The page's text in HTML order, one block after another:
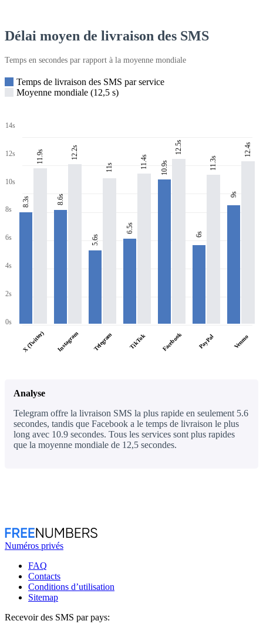
Délai moyen de livraison des SMS
Temps en secondes par rapport à la moyenne mondiale
Temps de livraison des SMS par service
Moyenne mondiale (12,5 s)
14s
12s
10s
8s
6s
4s
2s
0s
8.3s
11.9s
X (Twitter)
8.6s
12.2s
Instagram
5.6s
11s
Telegram
6.5s
11.4s
TikTok
10.9s
12.5s
Facebook
6s
11.3s
PayPal
9s
12.4s
Venmo
Analyse
Telegram offre la livraison SMS la plus rapide en seulement 5.6
secondes, tandis que Facebook a le temps de livraison le plus
long avec 10.9 secondes. Tous les services sont plus rapides
que la moyenne mondiale de 12,5 secondes.
Numéros privés
FAQ
Contacts
Conditions d’utilisation
Sitemap
Recevoir des SMS par pays: